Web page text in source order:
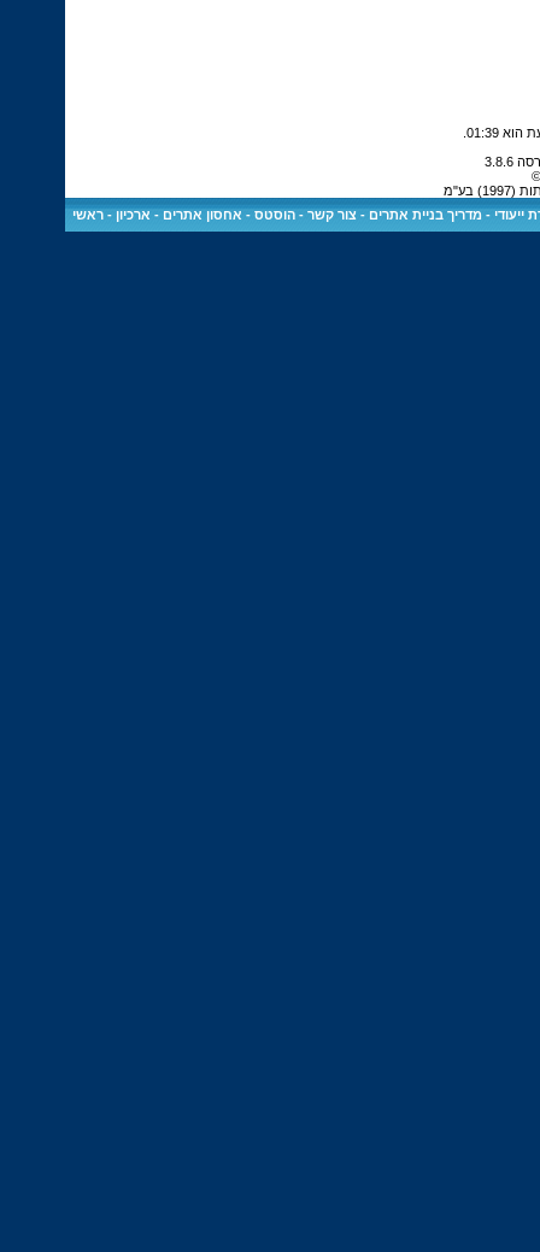
01:39
בע"מ
ייעודי -מדריך בניית אתרים -צור קשר -הוסטס - אחסון אתרים - ארכיון -ראשי